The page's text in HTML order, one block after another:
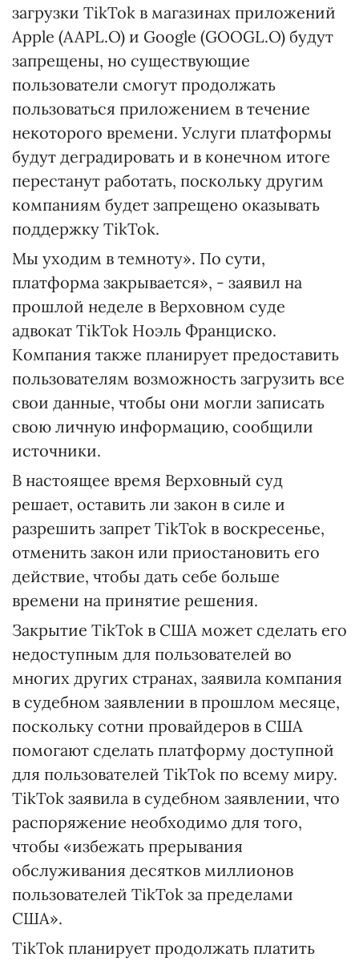
загрузки TikTok в магазинах приложений
Apple (AAPL.O) и Google (GOOGL.O) будут
запрещены, но существующие
пользователи смогут продолжать
пользоваться приложением в течение
некоторого времени. Услуги платформы
будут деградировать и в конечном итоге
перестанут работать, поскольку другим
компаниям будет запрещено оказывать
поддержку TikTok.
Мы уходим в темноту». По сути,
платформа закрывается», - заявил на
прошлой неделе в Верховном суде
адвокат TikTok Ноэль Франциско.
Компания также планирует предоставить
пользователям возможность загрузить все
свои данные, чтобы они могли записать
свою личную информацию, сообщили
источники.
В настоящее время Верховный суд
решает, оставить ли закон в силе и
разрешить запрет TikTok в воскресенье,
отменить закон или приостановить его
действие, чтобы дать себе больше
времени на принятие решения.
Закрытие TikTok в США может сделать его
недоступным для пользователей во
многих других странах, заявила компания
в судебном заявлении в прошлом месяце,
поскольку сотни провайдеров в США
помогают сделать платформу доступной
для пользователей TikTok по всему миру.
TikTok заявила в судебном заявлении, что
распоряжение необходимо для того,
чтобы «избежать прерывания
обслуживания десятков миллионов
пользователей TikTok за пределами
США».
TikTok планирует продолжать платить